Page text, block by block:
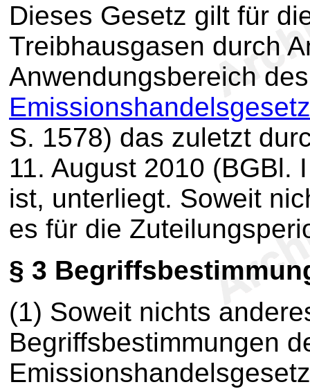
Dieses Gesetz gilt für
Treibhausgasen durch
Anwendungsbereich
S. 1578) das zuletzt
11. August 2010 (BGBl.
ist, unterliegt. Soweit
es für die
§ 3
(1) Soweit nichts
Begriffsbestimmungen